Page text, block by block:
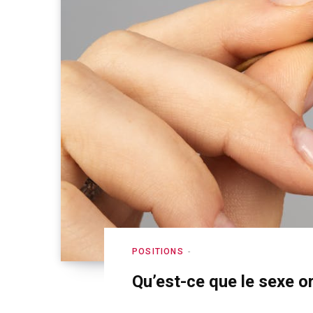
POSITIONS
Qu’est-ce que le sexe